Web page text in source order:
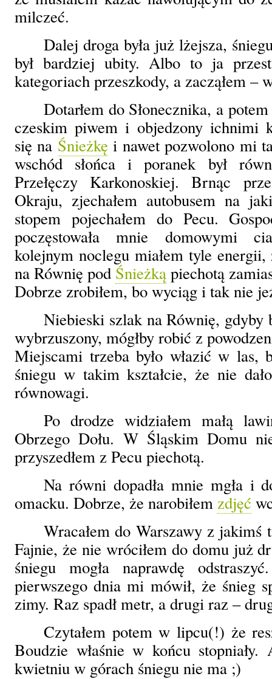
milczeć.
Dalej droga była już lżejsza,
był bardziej ubity. Albo to ja
kategoriach przeszkody, a zacząłem –
Dotarłem do Słonecznika, a
czeskim piwem i objedzony ichnimi
się na Śnieżkę i nawet pozwolono mi
wschód słońca i poranek był
Przełęczy Karkonoskiej. Brnąc
Okraju, zjechałem autobusem na
stopem pojechałem do Pecu.
poczęstowała mnie domowymi
kolejnym noclegu miałem tyle energii,
na Równię pod Śnieżką piechotą
Dobrze zrobiłem, bo wyciąg i tak nie
Niebieski szlak na Równię, gdyby
wybrzuszony, mógłby robić z
Miejscami trzeba było włazić w las,
śniegu w takim kształcie, że nie
równowagi.
Po drodze widziałem małą
Obrzego Dołu. W Śląskim Domu
przyszedłem z Pecu piechotą.
Na równi dopadła mnie mgła i
omacku. Dobrze, że narobiłem zdjęć
Wracałem do Warszawy z
Fajnie, że nie wróciłem do domu już
śniegu mogła naprawdę
pierwszego dnia mi mówił, że śnieg
zimy. Raz spadł metr, a drugi raz –
Czytałem potem w lipcu(!) że
Boudzie właśnie w końcu
kwietniu w górach śniegu nie ma ;)